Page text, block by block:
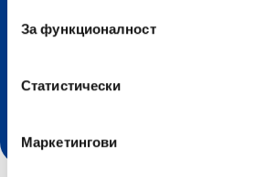
За функционалност
Статистически
Маркетингови
Разгледайте нашите онлайн